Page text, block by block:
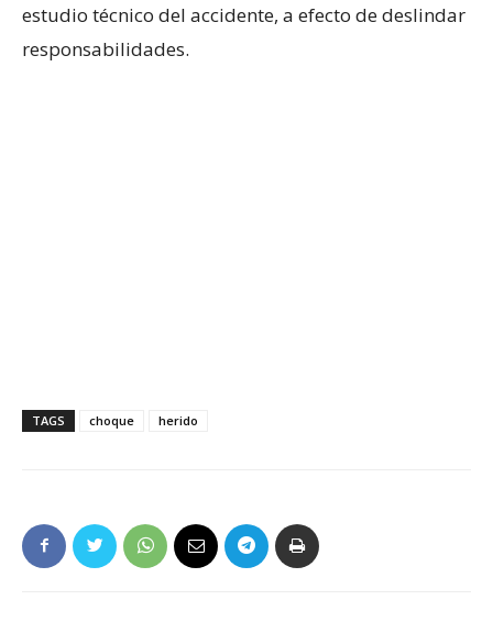
estudio técnico del accidente, a efecto de deslindar
responsabilidades.
TAGS choque herido